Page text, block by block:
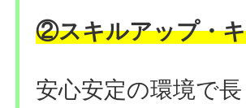
②スキルアップ・
安心安定の環境で